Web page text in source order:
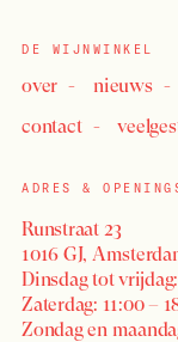
DE WIJNWINKEL
over nieuws
contact
ADRES &
Runstraat 23
1016 GJ,
Dinsdag tot
Zaterdag: 11:00 –
Zondag en